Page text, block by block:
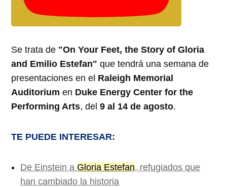
Se trata de "On Your Feet, the Story of Gloria
and Emilio Estefan" que tendrá una semana de
presentaciones en el Raleigh Memorial
Auditoriumen Duke Energy Center for the
Performing Arts, del9 al 14 de agosto.
TE PUEDE INTERESAR:
De Einstein a Gloria Estefan, refugiados que
han cambiado la historia